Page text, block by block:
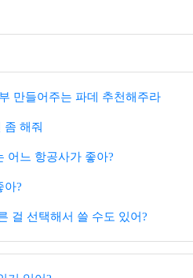
만들어주는 파데 추천해주라
좀 해줘
어느 항공사가 좋아?
아?
걸 선택해서 쓸 수도 있어?